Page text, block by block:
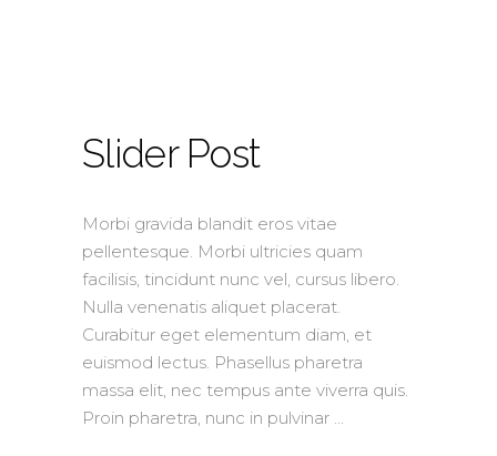
Slider Post
Morbi gravida blandit eros vitae
pellentesque. Morbi ultricies quam
facilisis, tincidunt nunc vel, cursus libero.
Nulla venenatis aliquet placerat.
Curabitur eget elementum diam, et
euismod lectus. Phasellus pharetra
massa elit, nec tempus ante viverra quis.
Proin pharetra, nunc in pulvinar